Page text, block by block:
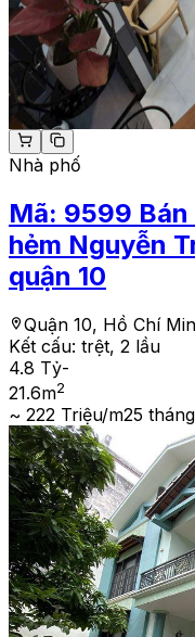
Nhà phố
Mã: 9599
hẻm Nguyễn
quận 10
Quận 10, Hồ Chí
Kết cấu: trệt, 2 lầu
4.8 Tỷ-
21.6m2
~ 222 Triệu/m25